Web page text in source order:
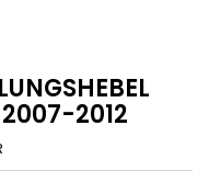
2007-2012